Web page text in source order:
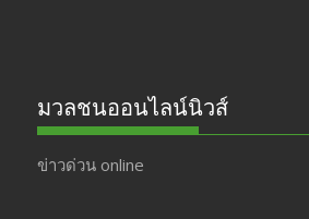
มวลชนออนไลน์นิวส์
ข่าวด่วน online